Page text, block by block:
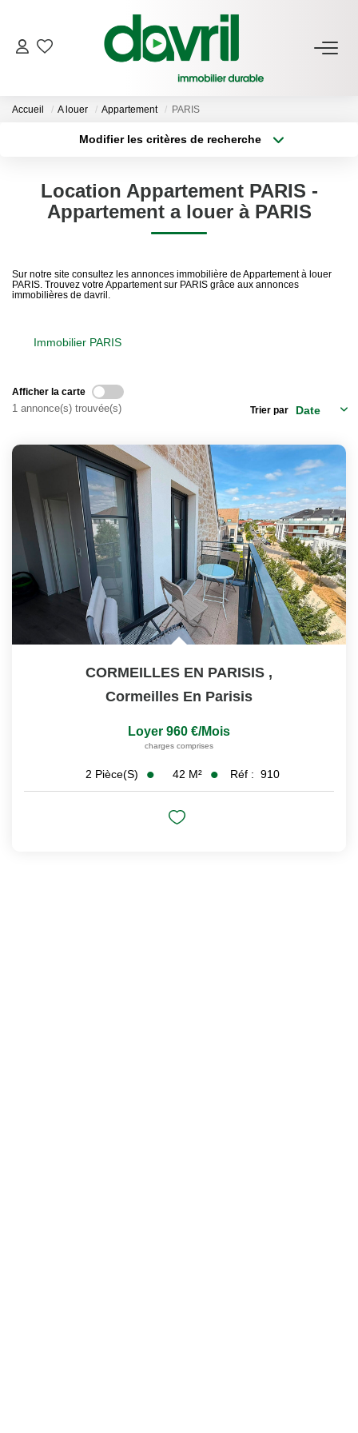
NOS BIENS
Gérés À Vendre
GESTION LOCATIVE
EXTRANET
Davril Immo
Gestion
CONTACT
Accueil A louer Appartement PARIS
Modifier les critères de recherche
Sélectionnez...
Type de bien
Surface min
Créer une alerte
Location Appartement PARIS -
Appartement a louer à PARIS
Sur notre site consultez les annonces immobilière de Appartement à louer
PARIS. Trouvez votre Appartement sur PARIS grâce aux annonces
immobilières de davril.
Immobilier PARIS
Afficher la carte
1 annonce(s) trouvée(s) Trier par
CORMEILLES EN PARISIS ,
Cormeilles En Parisis
Loyer 960 €/mois
charges comprises
2 Pièce(s) 42 M² Réf : 910